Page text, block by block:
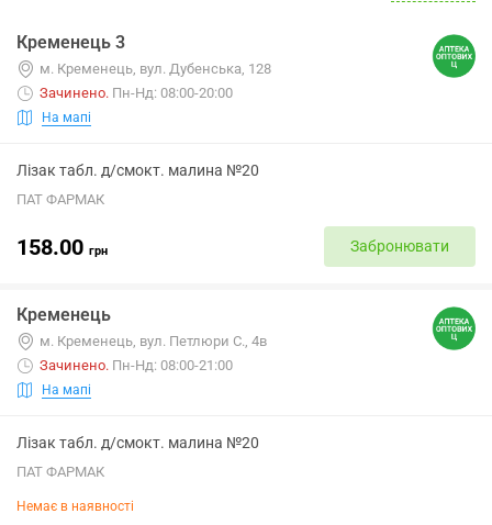
Кременець 3
м. Кременець, вул. Дубенська, 128
Зачинено. Пн-Нд: 08:00-20:00
На мапі
Лізак табл. д/смокт. малина №20
ПАТ ФАРМАК
158.00 грн Забронювати
Кременець
м. Кременець, вул. Петлюри С., 4в
Зачинено. Пн-Нд: 08:00-21:00
На мапі
Лізак табл. д/смокт. малина №20
ПАТ ФАРМАК
Немає в наявності